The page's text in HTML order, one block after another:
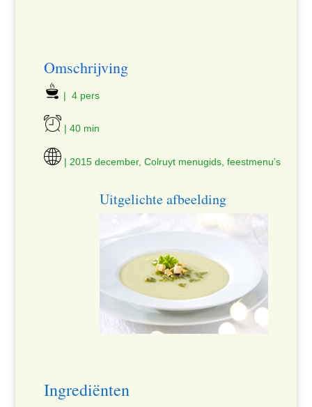
Omschrijving
| 4 pers
| 40 min
| 2015 december, Colruyt menugids, feestmenu’s
Uitgelichte afbeelding
Ingrediënten